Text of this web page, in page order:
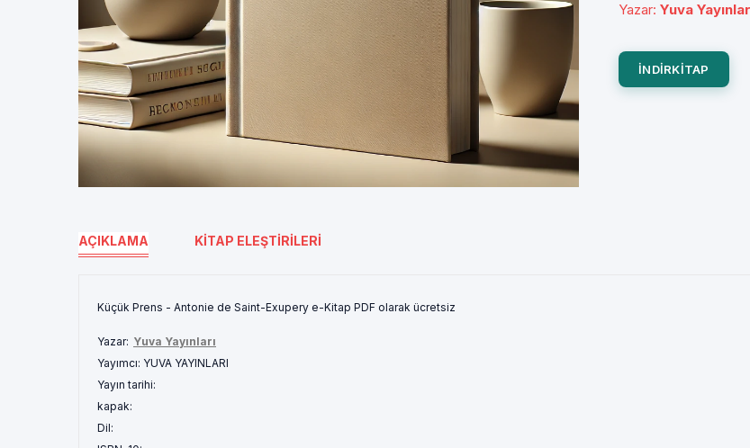
Yazar: Yuva
INDIRKITAP
AÇIKLAMA KITAP ELEŞTIRILERI
Küçük Prens - Antonie de Saint-Exupery e-Kitap PDF olarak ücretsiz
Yazar: Yuva Yayınları
Yayımcı: YUVA YAYINLARI
Yayın tarihi:
kapak:
Dil: